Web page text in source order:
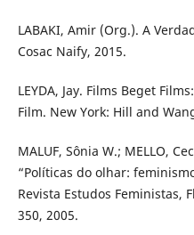
LABAKI, Amir (Org.). A
Cosac Naify, 2015.
LEYDA, Jay. Films Beget
Film. New York: Hill and
MALUF, Sônia W.; MELLO,
“Políticas do olhar:
Revista Estudos Feministas,
350, 2005.